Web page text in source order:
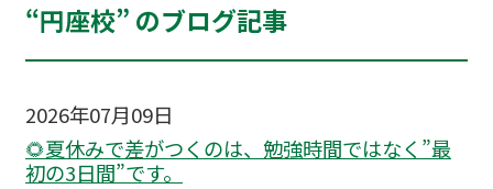
“円座校” のブログ記事
2026年07月09日
🌻夏休みで差がつくのは、勉強時間ではなく”最
初の3日間”です。